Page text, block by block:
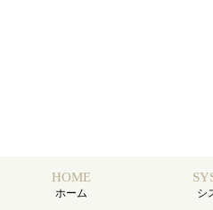
HOME
ホーム シ